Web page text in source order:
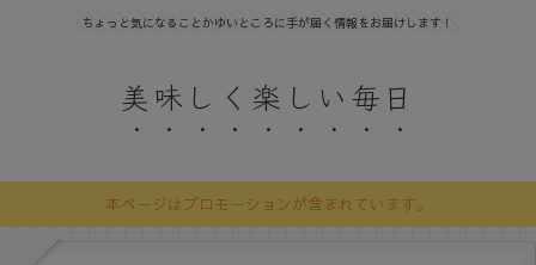
ちょっと気になることかゆいところに手が届く情報をお届けします！
美味しく楽しい毎日
本ページはプロモーションが含まれています。